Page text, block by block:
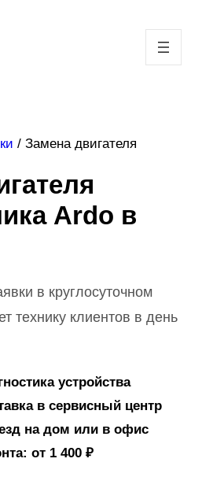
/ Замена двигателя
Ardo в
в круглосуточном
технику клиентов в день
устройства
в сервисный центр
на дом или в офис
от 1 400 ₽